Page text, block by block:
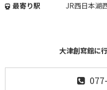
最寄り駅
JR西日本湖
大津創寫館に